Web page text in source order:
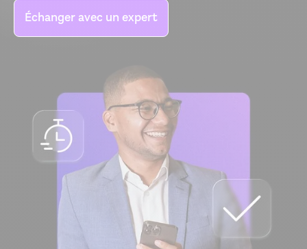
Échanger avec un expert